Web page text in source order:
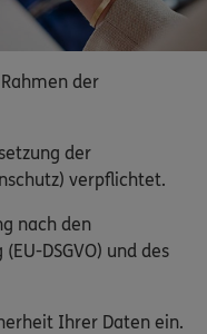
der
der
verpflichtet.
nach den
DSGVO) und des
Ihrer Daten ein.